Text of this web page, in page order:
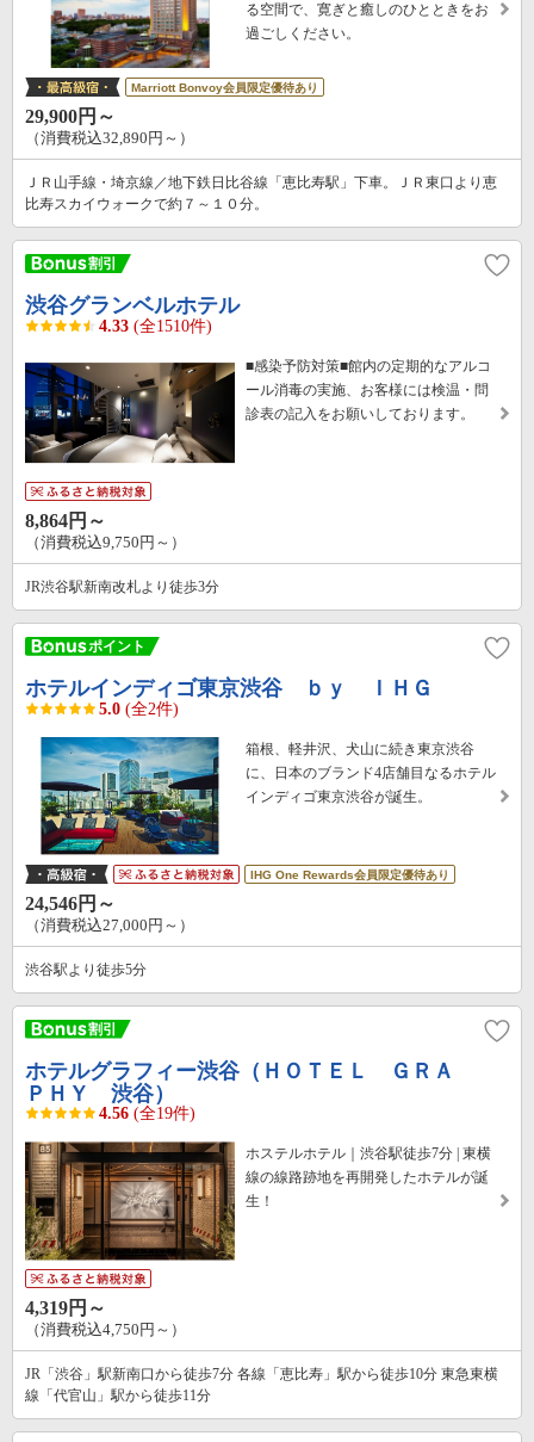
る空間で、寛ぎと癒しのひとときをお
過ごしください。
Marriott Bonvoy会員限定優待あり
29,900円～
（消費税込32,890円～）
ＪＲ山手線・埼京線／地下鉄日比谷線「恵比寿駅」下車。ＪＲ東口より恵
比寿スカイウォークで約７～１０分。
渋谷グランベルホテル
4.33 (全1510件)
■感染予防対策■館内の定期的なアルコ
ール消毒の実施、お客様には検温・問
診表の記入をお願いしております。
8,864円～
（消費税込9,750円～）
JR渋谷駅新南改札より徒歩3分
ホテルインディゴ東京渋谷 ｂｙ ＩＨＧ
5.0 (全2件)
箱根、軽井沢、犬山に続き東京渋谷
に、日本のブランド4店舗目なるホテル
インディゴ東京渋谷が誕生。
IHG One Rewards会員限定優待あり
24,546円～
（消費税込27,000円～）
渋谷駅より徒歩5分
ホテルグラフィー渋谷（ＨＯＴＥＬ ＧＲＡ
ＰＨＹ 渋谷）
4.56 (全19件)
ホステルホテル｜渋谷駅徒歩7分 | 東横
線の線路跡地を再開発したホテルが誕
生！
4,319円～
（消費税込4,750円～）
JR「渋谷」駅新南口から徒歩7分 各線「恵比寿」駅から徒歩10分 東急東横
線「代官山」駅から徒歩11分